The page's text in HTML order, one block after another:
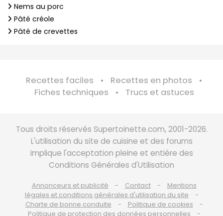
Nems au porc
Pâté créole
Pâté de crevettes
Recettes faciles
Recettes en photos
Fiches techniques
Trucs et astuces
Tous droits réservés Supertoinette.com, 2001-2026.
L'utilisation du site de cuisine et des forums
implique l'acceptation pleine et entière des
Conditions Générales d'Utilisation
Annonceurs et publicité Contact
Mentions
légales et conditions générales d'utilisation du site
Charte de bonne conduite
Politique de cookies
Politique de protection des données personnelles